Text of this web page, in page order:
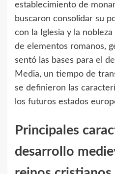
establecimiento de
buscaron consolidar su
con la Iglesia y la
de elementos romanos,
sentó las bases para el
Media, un tiempo de
se definieron las
los futuros estados
Principales
desarrollo